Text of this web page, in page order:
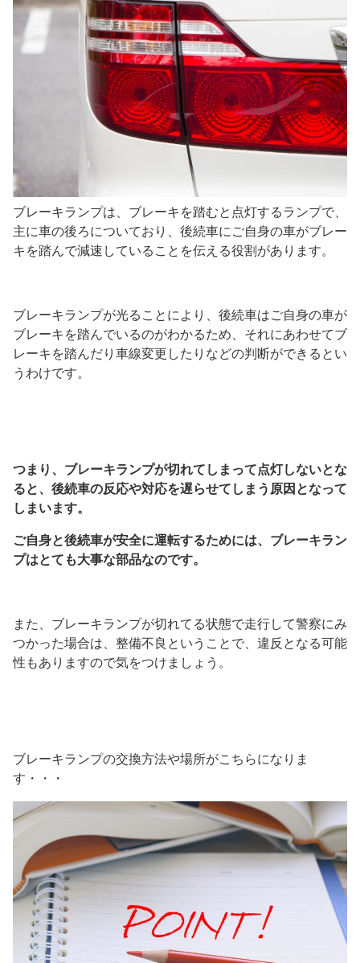
ブレーキランプは、ブレーキを踏むと点灯するランプで、
主に車の後ろについており、後続車にご自身の車がブレー
キを踏んで減速していることを伝える役割があります。
ブレーキランプが光ることにより、後続車はご自身の車が
ブレーキを踏んでいるのがわかるため、それにあわせてブ
レーキを踏んだり車線変更したりなどの判断ができるとい
うわけです。
つまり、ブレーキランプが切れてしまって点灯しないとな
ると、後続車の反応や対応を遅らせてしまう原因となって
しまいます。
ご自身と後続車が安全に運転するためには、ブレーキラン
プはとても大事な部品なのです。
また、ブレーキランプが切れてる状態で走行して警察にみ
つかった場合は、整備不良ということで、違反となる可能
性もありますので気をつけましょう。
ブレーキランプの交換方法や場所がこちらになりま
す・・・